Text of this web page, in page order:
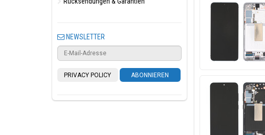
NEWSLETTER
PRIVACY POLICY ABONNIEREN